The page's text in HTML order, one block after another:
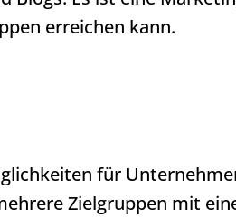
erreichen kann.
für
Zielgruppen mit